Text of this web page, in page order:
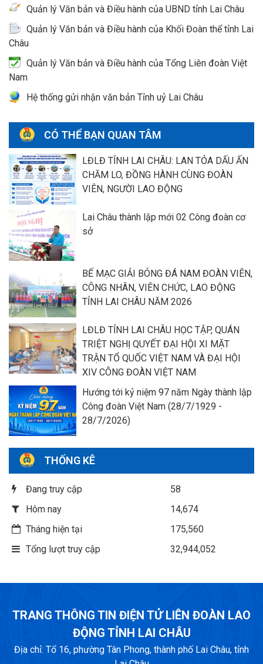
Quản lý Văn bản và Điều hành của UBND tỉnh Lai Châu
Quản lý Văn bản và Điều hành của Khối Đoàn thể tỉnh Lai
Châu
Quản lý Văn bản và Điều hành của Tổng Liên đoàn Việt
Nam
Hệ thống gửi nhận văn bản Tỉnh uỷ Lai Châu
CÓ THỂ BẠN QUAN TÂM
LĐLĐ TỈNH LAI CHÂU: LAN TỎA DẤU ẤN
CHĂM LO, ĐỒNG HÀNH CÙNG ĐOÀN
VIÊN, NGƯỜI LAO ĐỘNG
Lai Châu thành lập mới 02 Công đoàn cơ
sở
BẾ MẠC GIẢI BÓNG ĐÁ NAM ĐOÀN VIÊN,
CÔNG NHÂN, VIÊN CHỨC, LAO ĐỘNG
TỈNH LAI CHÂU NĂM 2026
LĐLĐ TỈNH LAI CHÂU HỌC TẬP, QUÁN
TRIỆT NGHỊ QUYẾT ĐẠI HỘI XI MẶT
TRẬN TỔ QUỐC VIỆT NAM VÀ ĐẠI HỘI
XIV CÔNG ĐOÀN VIỆT NAM
Hướng tới kỷ niệm 97 năm Ngày thành lập
Công đoàn Việt Nam (28/7/1929 -
28/7/2026)
THỐNG KÊ
Đang truy cập
58
Hôm nay
14,674
Tháng hiện tại
175,560
Tổng lượt truy cập
32,944,052
TRANG THÔNG TIN ĐIỆN TỬ LIÊN ĐOÀN LAO
ĐỘNG TỈNH LAI CHÂU
Địa chỉ: Tổ 16, phường Tân Phong, thành phố Lai Châu, tỉnh